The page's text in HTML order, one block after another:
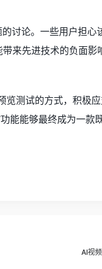
讨论。一些用户担心
来先进技术的负面
测试的方式，积极
能能够最终成为一款
AI视